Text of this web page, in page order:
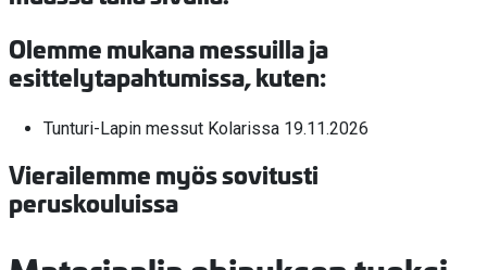
Olemme mukana messuilla ja
esittelytapahtumissa, kuten:
Tunturi-Lapin messut Kolarissa 19.11.2026
Vierailemme myös sovitusti
peruskouluissa